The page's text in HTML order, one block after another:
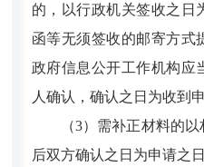
的，以行政机关签收之日
函等无须签收的邮寄方式
政府信息公开工作机构应
人确认，确认之日为收到
（3）需补正材料的
后双方确认之日为申请之日